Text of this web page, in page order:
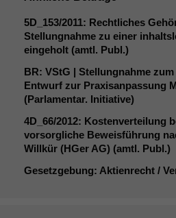
5D_153/2011: Rechtliches
Stellungnahme zu einer
eingeholt (amtl. Publ.)
BR: VStG | Stellungnahme
Entwurf zur Praxisanpassung
(Parlamentar. Initiative)
4D_66/2012: Kostenverteilung
vorsorgliche Beweisführung
Willkür (HGer AG) (amtl. Publ.)
Gesetzgebung: Aktienrecht /